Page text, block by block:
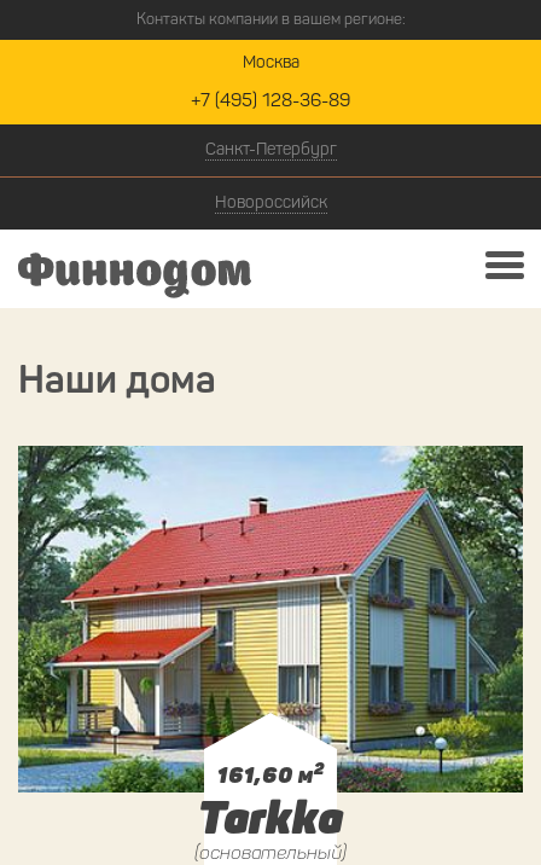
Контакты компании в вашем регионе:
Москва
+7 (495) 128-36-89
Санкт-Петербург
Новороссийск
Наши дома
161,60 м2
Tarkka
(основательный)